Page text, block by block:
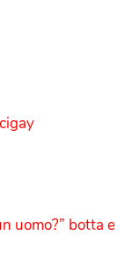
uomo?” botta e